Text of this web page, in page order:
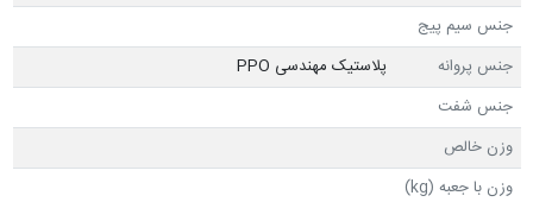
جنس سیم پیج
جنس پروانه
پلاستیک مهندسی PPO
جنس شفت
وزن خالص
وزن با جعبه (kg)